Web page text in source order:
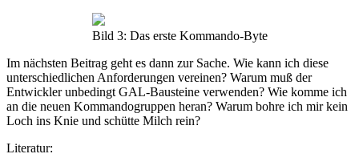
Bild 3: Das erste Kommando-Byte
Im nächsten Beitrag geht es dann zur Sache. Wie kann ich diese
unterschiedlichen Anforderungen vereinen? Warum muß der
Entwickler unbedingt GAL-Bausteine verwenden? Wie komme ich
an die neuen Kommandogruppen heran? Warum bohre ich mir kein
Loch ins Knie und schütte Milch rein?
Literatur: